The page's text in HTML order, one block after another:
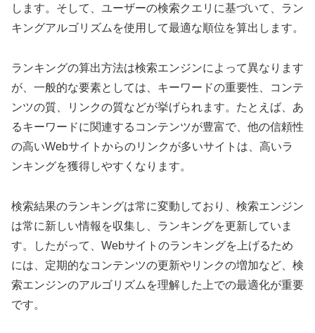
します。そして、ユーザーの検索クエリに基づいて、ラン
キングアルゴリズムを使用して最適な順位を算出します。
ランキングの算出方法は検索エンジンによって異なります
が、一般的な要素としては、キーワードの重要性、コンテ
ンツの質、リンクの質などが挙げられます。たとえば、あ
るキーワードに関連するコンテンツが豊富で、他の信頼性
の高いWebサイトからのリンクが多いサイトは、高いラ
ンキングを獲得しやすくなります。
検索結果のランキングは常に変動しており、検索エンジン
は常に新しい情報を収集し、ランキングを更新していま
す。したがって、Webサイトのランキングを上げるため
には、定期的なコンテンツの更新やリンクの増加など、検
索エンジンのアルゴリズムを理解した上での最適化が重要
です。